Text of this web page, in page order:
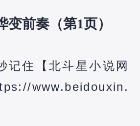
变前奏（第1页）
记住【北斗星小说网
www.beidouxin.